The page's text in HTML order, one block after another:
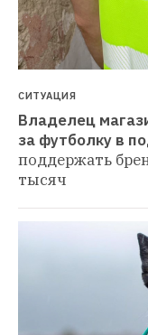
СИТУАЦИЯ
Владелец
за футболку в
поддержать
тысяч